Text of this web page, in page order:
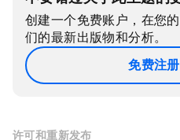
创建一个免费账户，在您
们的最新出版物和分析。
免费注册
许可和重新发布